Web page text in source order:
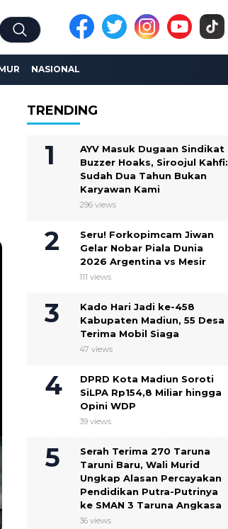
NASIONAL
TRENDING
AYV Masuk Dugaan Sindikat
Buzzer Hoaks, Siroojul Kahfi:
Sudah Dua Tahun Bukan
Karyawan Kami
296 views
Seru! Forkopimcam Jiwan
Gelar Nobar Piala Dunia
2026 Argentina vs Mesir
111 views
Kado Hari Jadi ke-458
Kabupaten Madiun, 55 Desa
Terima Mobil Siaga
47 views
DPRD Kota Madiun Soroti
SiLPA Rp154,8 Miliar hingga
Opini WDP
39 views
Serah Terima 270 Taruna
Taruni Baru, Wali Murid
Ungkap Alasan Percayakan
Pendidikan Putra-Putrinya
ke SMAN 3 Taruna Angkasa
36 views